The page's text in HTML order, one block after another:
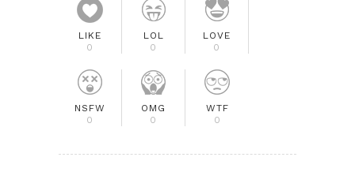
LIKE
0
LOL
0
LOVE
0
NSFW
0
OMG
0
WTF
0